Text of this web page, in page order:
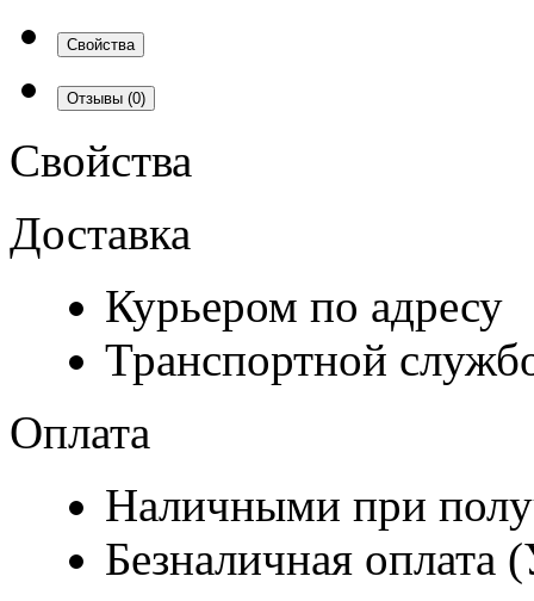
Свойства
Отзывы (0)
Свойства
Доставка
Курьером по адресу
Транспортной
Оплата
Наличными при
Безналичная